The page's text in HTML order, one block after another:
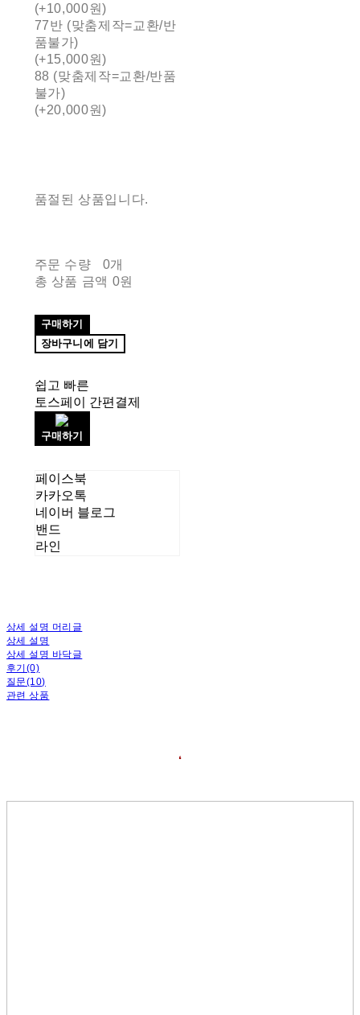
(+10,000원)
77반 (맞춤제작=교환/반
품불가)
(+15,000원)
88 (맞춤제작=교환/반품
불가)
(+20,000원)
품절된 상품입니다.
주문 수량
0개
총 상품 금액 0원
구매하기
장바구니에 담기
쉽고 빠른
토스페이 간편결제
구매하기
페이스북
카카오톡
네이버 블로그
밴드
라인
상세 설명 머리글
상세 설명
상세 설명 바닥글
후기(0)
질문(10)
관련 상품
❛